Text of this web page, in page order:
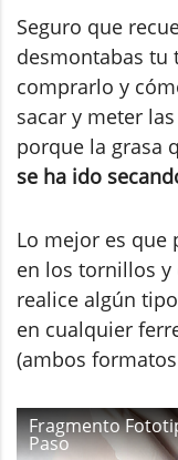
Seguro que
desmontabas
comprarlo y
sacar y meter
porque la grasa
se ha ido
Lo mejor es que
en los tornillos y
realice algún
en cualquier
(ambos
Fragmento
Paso